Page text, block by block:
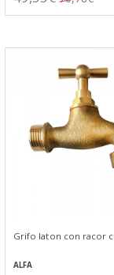
Grifo laton con racor
ALFA